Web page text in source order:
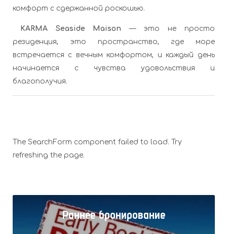
комфорт с сдержанной роскошью.
KARMA Seaside Maison — это не просто
резиденция, это пространство, где море
встречается с вечным комфортом, и каждый день
начинается с чувства удовольствия и
благополучия.
The SearchForm component failed to load. Try
refreshing the page.
Раннее бронирование